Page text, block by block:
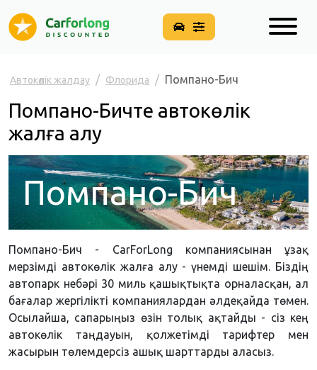
Автокөлік жалдау Флорида Помпано-Бич
Помпано-Бичте автокөлік
жалға алу
Помпано-Бич
Помпано-Бич - CarForLong компаниясынан ұзақ
мерзімді автокөлік жалға алу - үнемді шешім. Біздің
автопарк небәрі 30 миль қашықтықта орналасқан, ал
бағалар жергілікті компаниялардан әлдеқайда төмен.
Осылайша, сапарыңыз өзін толық ақтайды - сіз кең
автокөлік таңдауын, қолжетімді тарифтер мен
жасырын төлемдерсіз ашық шарттарды аласыз.